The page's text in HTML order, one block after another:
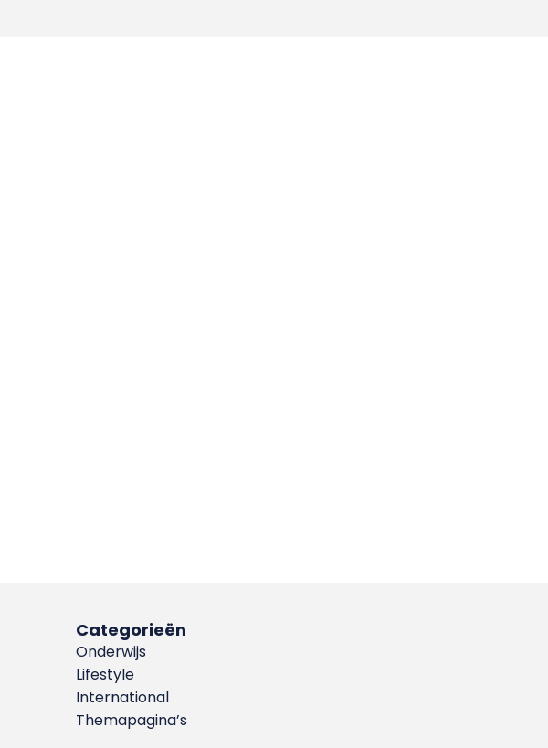
Categorieën
Onderwijs
Lifestyle
International
Themapagina’s